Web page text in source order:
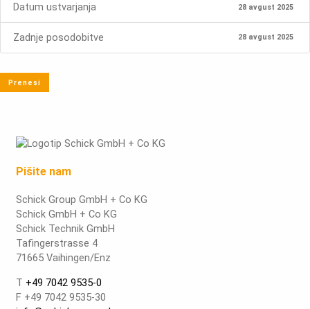
Datum ustvarjanja 28 avgust 2025
Zadnje posodobitve 28 avgust 2025
Prenesi
Pišite nam
Schick Group GmbH + Co KG
Schick GmbH + Co KG
Schick Technik GmbH
Tafingerstrasse 4
71665 Vaihingen/Enz
T +49 7042 9535-0
F +49 7042 9535-30